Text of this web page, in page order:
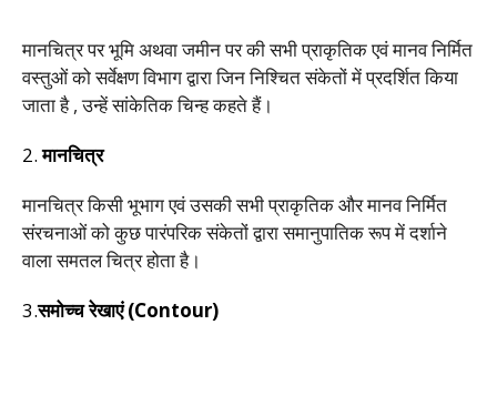
मानचित्र पर भूमि अथवा जमीन पर की सभी प्राकृतिक एवं मानव निर्मित
वस्तुओं को सर्वेक्षण विभाग द्वारा जिन निश्चित ‌संकेतों में प्रदर्शित किया
जाता है , उन्हें सांकेतिक चिन्ह कहते हैं।
2.मानचित्र
मानचित्र किसी भूभाग एवं उसकी सभी प्राकृतिक और मानव निर्मित
संरचनाओं को कुछ पारंपरिक संकेतों द्वारा समानुपातिक रूप में दर्शाने
वाला समतल चित्र होता है।
3.समोच्च रेखाएं (Contour)